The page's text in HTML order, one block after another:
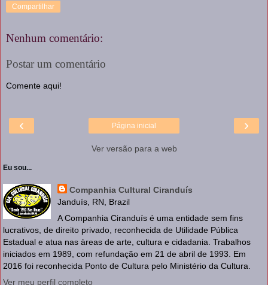
Compartilhar
Nenhum comentário:
Postar um comentário
Comente aqui!
‹ ›
Página inicial
Ver versão para a web
Eu sou...
Companhia Cultural Ciranduís
Janduís, RN, Brazil
A Companhia Ciranduís é uma entidade sem fins
lucrativos, de direito privado, reconhecida de Utilidade Pública
Estadual e atua nas àreas de arte, cultura e cidadania. Trabalhos
iniciados em 1989, com refundação em 21 de abril de 1993. Em
2016 foi reconhecida Ponto de Cultura pelo Ministério da Cultura.
Ver meu perfil completo